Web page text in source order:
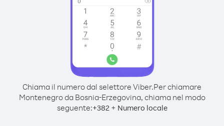
Chiama il numero dal selettore Viber.Per chiamare
Montenegro da Bosnia-Erzegovina, chiama nel modo
seguente:+382+ Numero locale